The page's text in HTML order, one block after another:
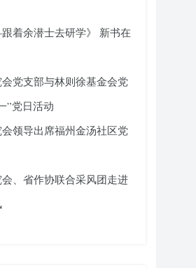
着余潜士去研学》 新书在
党支部与林则徐基金会党
”党日活动
领导出席福州金汤社区党
、省作协联合采风团走进